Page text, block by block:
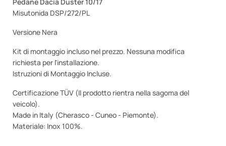
Pedane Dacia Duster 10/17
Misutonida DSP/272/PL
Versione Nera
Kit di montaggio incluso nel prezzo. Nessuna modifica
richiesta per l'installazione.
Istruzioni di Montaggio Incluse.
Certificazione TÜV (Il prodotto rientra nella sagoma del
veicolo).
Made in Italy (Cherasco - Cuneo - Piemonte).
Materiale: Inox 100%.